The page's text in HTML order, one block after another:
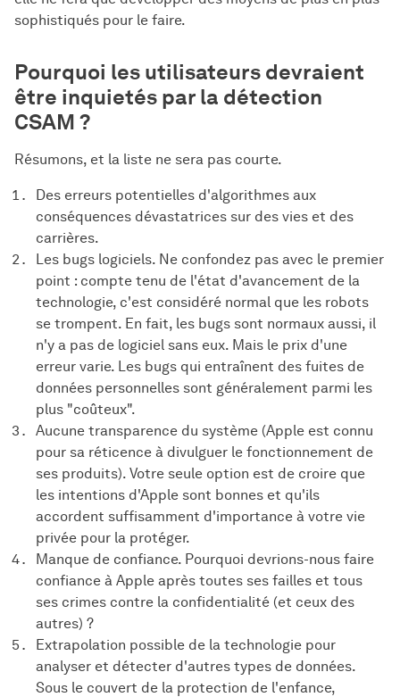
sophistiqués pour le faire.
Pourquoi les utilisateurs devraient
être inquietés par la détection
CSAM ?
Résumons, et la liste ne sera pas courte.
Des erreurs potentielles d'algorithmes aux
conséquences dévastatrices sur des vies et des
carrières.
Les bugs logiciels. Ne confondez pas avec le premier
point : compte tenu de l'état d'avancement de la
technologie, c'est considéré normal que les robots
se trompent. En fait, les bugs sont normaux aussi, il
n'y a pas de logiciel sans eux. Mais le prix d'une
erreur varie. Les bugs qui entraînent des fuites de
données personnelles sont généralement parmi les
plus "coûteux".
Aucune transparence du système (Apple est connu
pour sa réticence à divulguer le fonctionnement de
ses produits). Votre seule option est de croire que
les intentions d'Apple sont bonnes et qu'ils
accordent suffisamment d'importance à votre vie
privée pour la protéger.
Manque de confiance. Pourquoi devrions-nous faire
confiance à Apple après toutes ses failles et tous
ses crimes contre la confidentialité (et ceux des
autres) ?
Extrapolation possible de la technologie pour
analyser et détecter d'autres types de données.
Sous le couvert de la protection de l'enfance,